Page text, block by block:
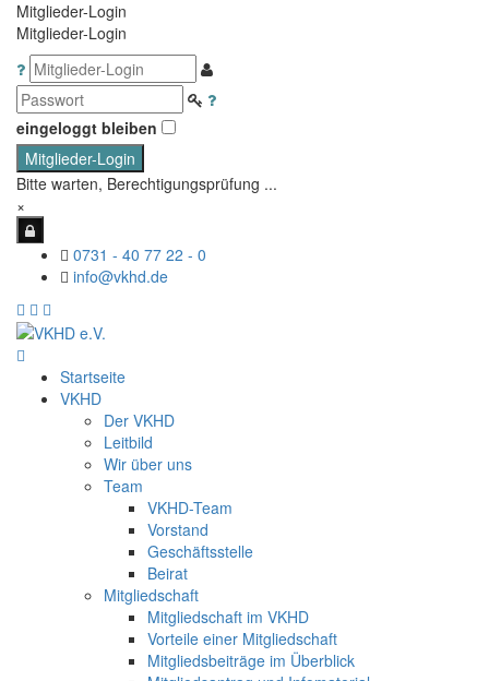
Mitglieder-Login
Mitglieder-Login
eingeloggt bleiben
Mitglieder-Login
Bitte warten, Berechtigungsprüfung ...
×
0731 - 40 77 22 - 0
info@vkhd.de
Startseite
VKHD
Der VKHD
Leitbild
Wir über uns
Team
VKHD-Team
Vorstand
Geschäftsstelle
Beirat
Mitgliedschaft
Mitgliedschaft im VKHD
Vorteile einer Mitgliedschaft
Mitgliedsbeiträge im Überblick